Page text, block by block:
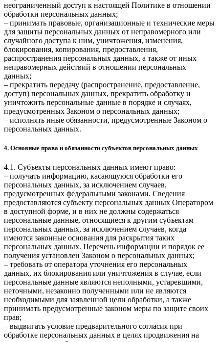
неограниченный доступ к настоящей Политике в отношении
обработки персональных данных;
– принимать правовые, организационные и технические меры
для защиты персональных данных от неправомерного или
случайного доступа к ним, уничтожения, изменения,
блокирования, копирования, предоставления,
распространения персональных данных, а также от иных
неправомерных действий в отношении персональных
данных;
– прекратить передачу (распространение, предоставление,
доступ) персональных данных, прекратить обработку и
уничтожить персональные данные в порядке и случаях,
предусмотренных Законом о персональных данных;
– исполнять иные обязанности, предусмотренные Законом о
персональных данных.
4. Основные права и обязанности субъектов персональных данных
4.1. Субъекты персональных данных имеют право:
– получать информацию, касающуюся обработки его
персональных данных, за исключением случаев,
предусмотренных федеральными законами. Сведения
предоставляются субъекту персональных данных Оператором
в доступной форме, и в них не должны содержаться
персональные данные, относящиеся к другим субъектам
персональных данных, за исключением случаев, когда
имеются законные основания для раскрытия таких
персональных данных. Перечень информации и порядок ее
получения установлен Законом о персональных данных;
– требовать от оператора уточнения его персональных
данных, их блокирования или уничтожения в случае, если
персональные данные являются неполными, устаревшими,
неточными, незаконно полученными или не являются
необходимыми для заявленной цели обработки, а также
принимать предусмотренные законом меры по защите своих
прав;
– выдвигать условие предварительного согласия при
обработке персональных данных в целях продвижения на